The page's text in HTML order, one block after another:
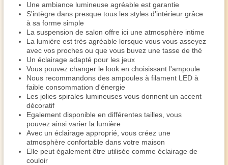
Une ambiance lumineuse agréable est garantie
S'intègre dans presque tous les styles d'intérieur grâce
à sa forme simple
La suspension de salon offre ici une atmosphère intime
La lumière est très agréable lorsque vous vous asseyez
avec vos proches ou que vous buvez une tasse de thé
Un éclairage adapté pour les jeux
Vous pouvez changer le look en choisissant l'ampoule
Nous recommandons des ampoules à filament LED à
faible consommation d'énergie
Les jolies spirales lumineuses vous donnent un accent
décoratif
Egalement disponible en différentes tailles, vous
pouvez ainsi varier la lumière
Avec un éclairage approprié, vous créez une
atmosphère confortable dans votre maison
Elle peut également être utilisée comme éclairage de
couloir